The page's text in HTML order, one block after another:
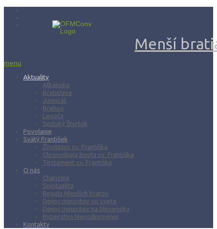
Menší
menu
Aktuality
Albánsko
Bratislava
Juniorát
Brehov
Levoča
Spišský Štvrtok
Povolanie
Svätý František
Životopis sv. Františka
Chronológia života sv. Františka
Testament sv. Františka
O nás
Charizma
Spiritualita
Regula Menších bratov
Dejiny minoritov vo svete
Dejiny minoritov na Slovensku
Rytierstvo Nepoškvrnenej
Kontakty